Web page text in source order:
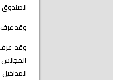
الصندوق
وقد عرف
وقد عرف
المجالس
المداخيل